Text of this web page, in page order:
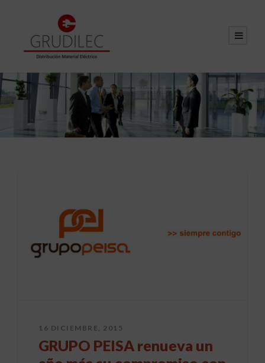
16 DICIEMBRE, 2015
GRUPO PEISA renueva un